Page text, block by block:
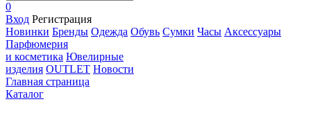
0
Вход Регистрация
Новинки Бренды Одежда Обувь Сумки Часы Аксессуары
Парфюмерия
и косметика Ювелирные
изделия OUTLET Новости
Главная страница
Каталог